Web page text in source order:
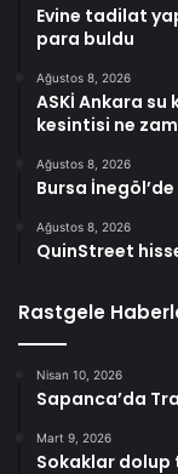
Evine tadilat
para buldu
Ağustos 8, 2026
ASKİ Ankara
kesintisi ne
Ağustos 8, 2026
Bursa
Ağustos 8, 2026
QuinStreet
Rastgele
Nisan 10, 2026
Sapanca’da
Mart 9, 2026
Sokaklar dolup